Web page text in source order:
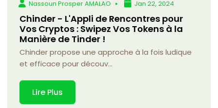
Nassoun Prosper AMALAO Jan 22, 2024
Chinder - L'Appli de Rencontres pour
Vos Cryptos : Swipez Vos Tokens à la
Manière de Tinder !
Chinder propose une approche à la fois ludique
et efficace pour découv...
Lire Plus